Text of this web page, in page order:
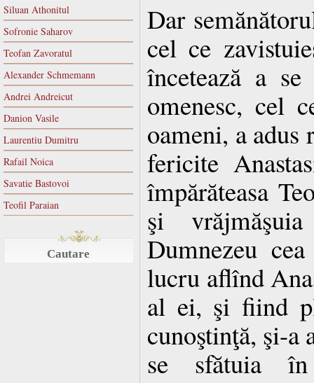
Siluan Athonitul
Sofronie Saharov
Teofan Zavoratul
Alexander Schmemann
Andrei Andreicut
Danion Vasile
Laurentiu Dumitru
Rafail Noica
Savatie Bastovoi
Teofil Paraian
Cautare
Dar
cel ce
încetează a
omenesc, cel
oameni, a adus
fericite
împărăteasa
şi
Dumnezeu
lucru aflînd
al ei, şi fiind
cunoştinţă, şi-a
se sfătuia